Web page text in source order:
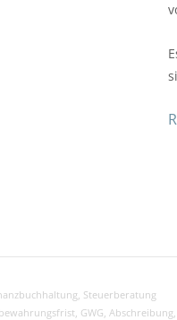
, Steuerberatung
, GWG, Abschreibung,